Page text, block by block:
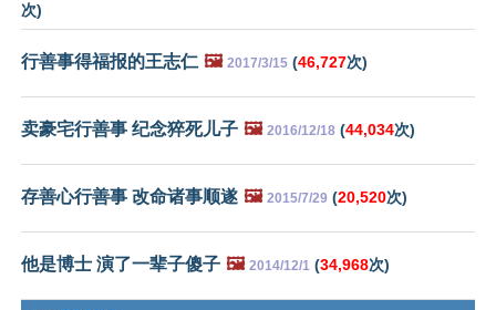
次)
行善事得福报的王志仁 🖼️ 2017/3/15 (46,727次)
卖豪宅行善事 纪念猝死儿子 🖼️ 2016/12/18 (44,034次)
存善心行善事 改命诸事顺遂 🖼️ 2015/7/29 (20,520次)
他是博士 演了一辈子傻子 🖼️ 2014/12/1 (34,968次)